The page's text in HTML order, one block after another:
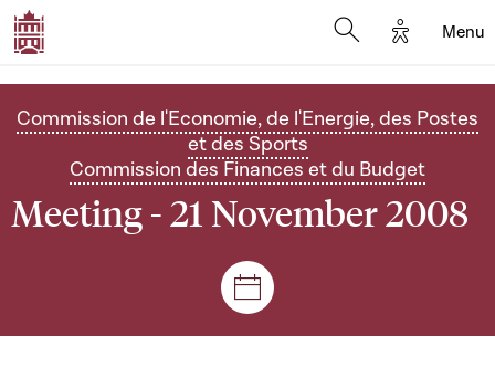
Options
Menu
Commission de l'Economie, de l'Energie, des Postes
et des Sports
Commission des Finances et du Budget
Meeting - 21 November 2008
Sessions and meetings